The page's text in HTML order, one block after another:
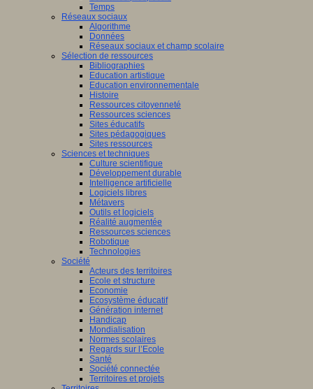
Temps
Réseaux sociaux
Algorithme
Données
Réseaux sociaux et champ scolaire
Sélection de ressources
Bibliographies
Education artistique
Education environnementale
Histoire
Ressources citoyenneté
Ressources sciences
Sites éducatifs
Sites pédagogiques
Sites ressources
Sciences et techniques
Culture scientifique
Développement durable
Intelligence artificielle
Logiciels libres
Métavers
Outils et logiciels
Réalité augmentée
Ressources sciences
Robotique
Technologies
Société
Acteurs des territoires
Ecole et structure
Economie
Ecosystème éducatif
Génération internet
Handicap
Mondialisation
Normes scolaires
Regards sur l’Ecole
Santé
Société connectée
Territoires et projets